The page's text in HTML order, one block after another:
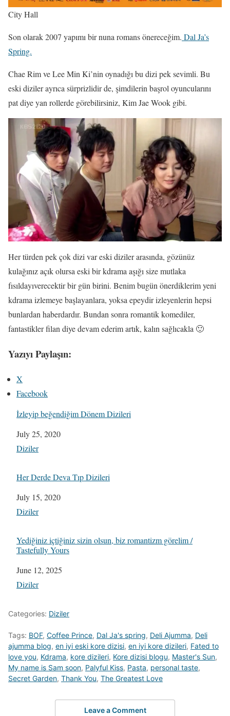
City Hall
Son olarak 2007 yapımı bir nuna romans önereceğim. Dal Ja’s
Spring.
Chae Rim ve Lee Min Ki’nin oynadığı bu dizi pek sevimli. Bu
eski diziler ayrıca sürprizlidir de, şimdilerin başrol oyuncularını
pat diye yan rollerde görebilirsiniz, Kim Jae Wook gibi.
Her türden pek çok dizi var eski diziler arasında, gözünüz
kulağınız açık olursa eski bir kdrama aşığı size mutlaka
fısıldayıverecektir bir gün birini. Benim bugün önerdiklerim yeni
kdrama izlemeye başlayanlara, yoksa epeydir izleyenlerin hepsi
bunlardan haberdardır. Bundan sonra romantik komediler,
fantastikler filan diye devam ederim artık, kalın sağlıcakla 🙂
Yazıyı Paylaşın:
X
Facebook
İzleyip beğendiğim Dönem Dizileri
Date
July 25, 2020
In relation to
Diziler
Her Derde Deva Tıp Dizileri
Date
July 15, 2020
In relation to
Diziler
Yediğiniz içtiğiniz sizin olsun, biz romantizm görelim /
Tastefully Yours
Date
June 12, 2025
In relation to
Diziler
Categories: Diziler
Tags: BOF, Coffee Prince, Dal Ja's spring, Deli Ajumma, Deli
ajumma blog, en iyi eski kore dizisi, en iyi kore dizileri, Fated to
love you, Kdrama, kore dizileri, Kore dizisi blogu, Master's Sun,
My name is Sam soon, Palyful Kiss, Pasta, personal taste,
Secret Garden, Thank You, The Greatest Love
Leave a Comment